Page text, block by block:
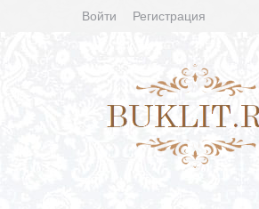
Войти Регистрация